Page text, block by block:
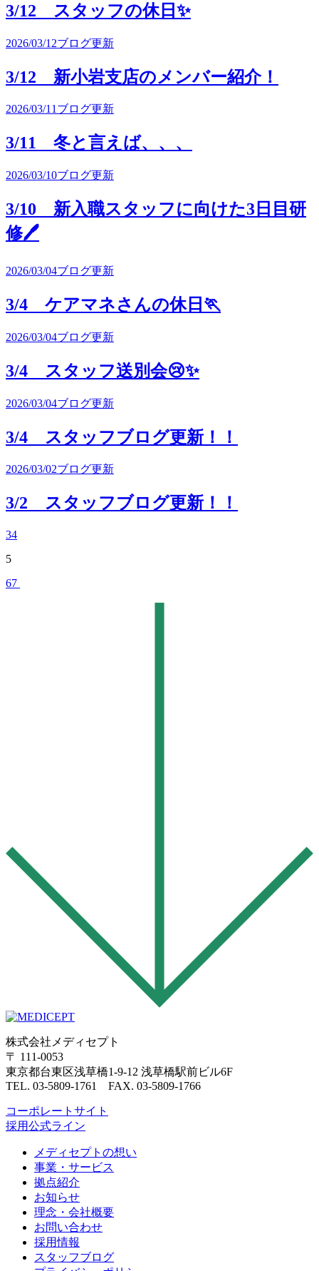
3/12 スタッフの休日✨
2026/03/12ブログ更新
3/12 新小岩支店のメンバー紹介！
2026/03/11ブログ更新
3/11 冬と言えば、、、
2026/03/10ブログ更新
3/10 新入職スタッフに向けた3日目研
修🖊
2026/03/04ブログ更新
3/4 ケアマネさんの休日🏃
2026/03/04ブログ更新
3/4 スタッフ送別会😢✨
2026/03/04ブログ更新
3/4 スタッフブログ更新！！
2026/03/02ブログ更新
3/2 スタッフブログ更新！！
34
5
67
株式会社メディセプト
〒 111-0053
東京都台東区浅草橋1-9-12 浅草橋駅前ビル6F
TEL. 03-5809-1761 FAX. 03-5809-1766
コーポレートサイト
採用公式ライン
メディセプトの想い
事業・サービス
拠点紹介
お知らせ
理念・会社概要
お問い合わせ
採用情報
スタッフブログ